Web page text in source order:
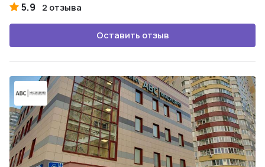
5.9 2 отзыва
Оставить отзыв